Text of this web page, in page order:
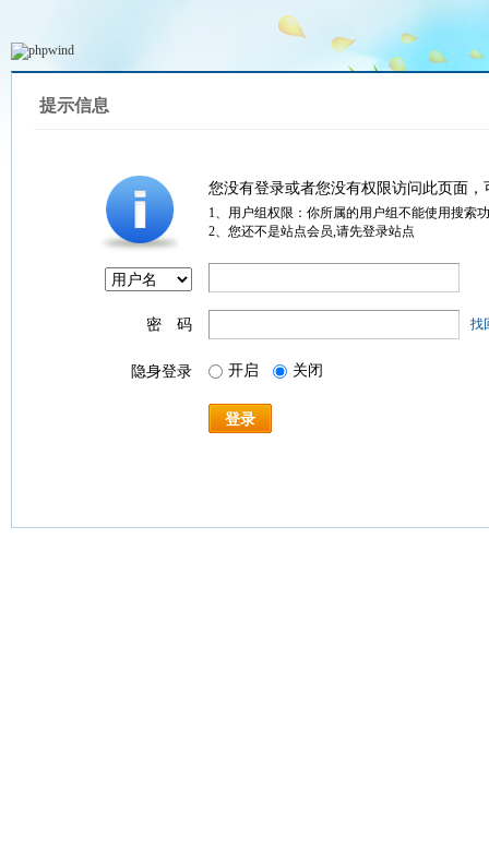
提示信息
您没有登录或者您没有权限访问此页面
1、用户组权限：你所属的用户组不能使用搜索
2、您还不是站点会员,请先登录站点
密 码 找
隐身登录 开启 关闭
登录